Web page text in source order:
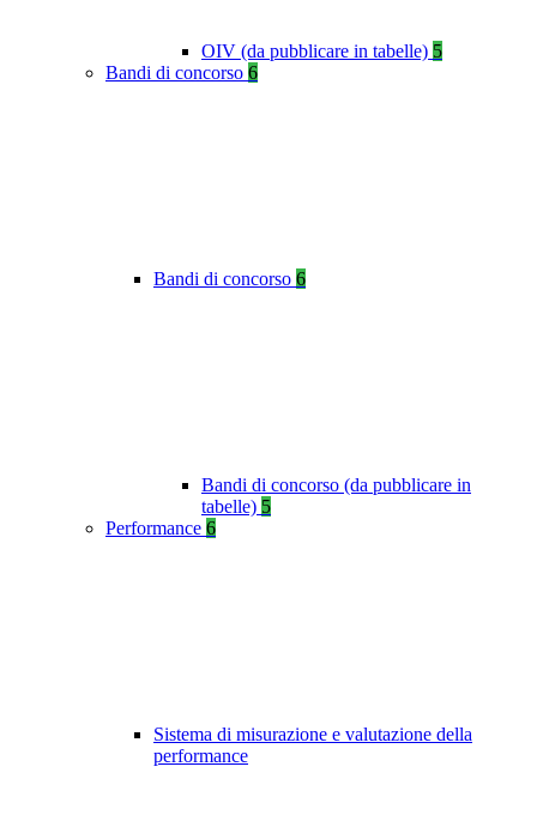
OIV (da pubblicare in tabelle) 5
Bandi di concorso 6
Bandi di concorso 6
Bandi di concorso (da pubblicare in
tabelle) 5
Performance 6
Sistema di misurazione e valutazione della
performance